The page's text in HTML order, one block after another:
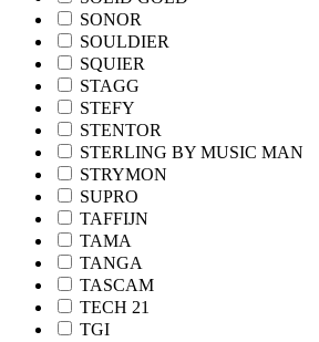
SONOR
SOULDIER
SQUIER
STAGG
STEFY
STENTOR
STERLING BY MUSIC MAN
STRYMON
SUPRO
TAFFIJN
TAMA
TANGA
TASCAM
TECH 21
TGI